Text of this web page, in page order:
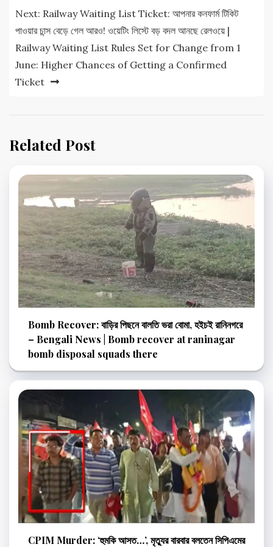
Next: Railway Waiting List Ticket: আপনার কনফার্ম টিকিট
পাওয়ার চান্স বেড়ে গেল আরও! ওয়েটিং লিস্টে বড় বদল আনছে রেলওয়ে |
Railway Waiting List Rules Set for Change from 1
June: Higher Chances of Getting a Confirmed
Ticket
Related Post
Bomb Recover: বাড়ির পিছনে বালতি ভরা বোমা, হইচই রানিনগরে
– Bengali News | Bomb recover at raninagar
bomb disposal squads there
CPIM Murder: ‘হুমকি আসত…’, মৃত্যুর বারবার বলতেন সিপিএমের